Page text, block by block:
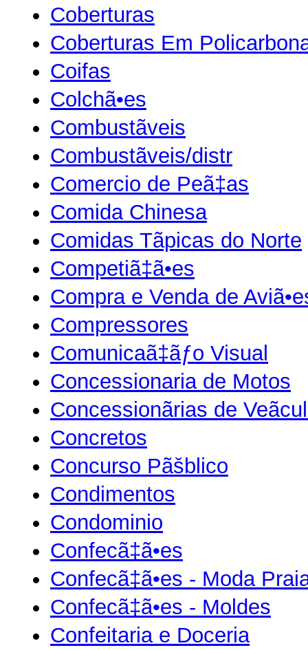
Coberturas
Coberturas Em
Coifas
Colchã•es
Combustãveis
Combustãveis/distr
Comercio de Peã‡as
Comida Chinesa
Comidas Tãpicas do Norte
Competiã‡ã•es
Compra e Venda de
Compressores
Comunicaã‡ãƒo Visual
Concessionaria de Motos
Concessionãrias de
Concretos
Concurso Pãšblico
Condimentos
Condominio
Confecã‡ã•es
Confecã‡ã•es - Moda
Confecã‡ã•es - Moldes
Confeitaria e Doceria